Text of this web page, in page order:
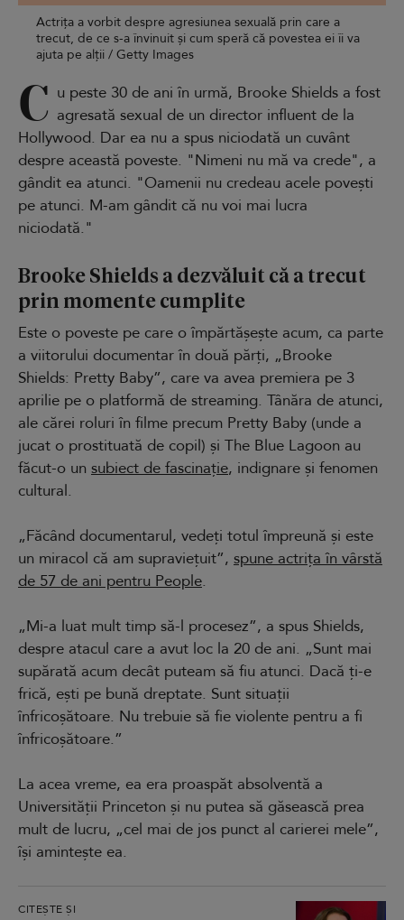
Actrița a vorbit despre agresiunea sexuală prin care a
trecut, de ce s-a învinuit și cum speră că povestea ei îi va
ajuta pe alții / Getty Images
C u peste 30 de ani în urmă, Brooke Shields a fost
agresată sexual de un director influent de la
Hollywood. Dar ea nu a spus niciodată un cuvânt
despre această poveste. "Nimeni nu mă va crede", a
gândit ea atunci. "Oamenii nu credeau acele povești
pe atunci. M-am gândit că nu voi mai lucra
niciodată."
Brooke Shields a dezvăluit că a trecut
prin momente cumplite
Este o poveste pe care o împărtășește acum, ca parte
a viitorului documentar în două părți, „Brooke
Shields: Pretty Baby”, care va avea premiera pe 3
aprilie pe o platformă de streaming. Tânăra de atunci,
ale cărei roluri în filme precum Pretty Baby (unde a
jucat o prostituată de copil) și The Blue Lagoon au
făcut-o un subiect de fascinație, indignare și fenomen
cultural.
„Făcând documentarul, vedeți totul împreună și este
un miracol că am supraviețuit”, spune actrița în vârstă
de 57 de ani pentru People.
„Mi-a luat mult timp să-l procesez”, a spus Shields,
despre atacul care a avut loc la 20 de ani. „Sunt mai
supărată acum decât puteam să fiu atunci. Dacă ți-e
frică, ești pe bună dreptate. Sunt situații
înfricoșătoare. Nu trebuie să fie violente pentru a fi
înfricoșătoare.”
La acea vreme, ea era proaspăt absolventă a
Universității Princeton și nu putea să găsească prea
mult de lucru, „cel mai de jos punct al carierei mele”,
își amintește ea.
CITEȘTE ȘI